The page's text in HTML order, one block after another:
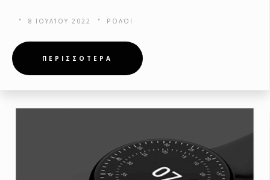
8 ΙΟΥΛΊΟΥ 2022 ΡΟΛΌΙ
ΠΕΡΙΣΣΟΤΕΡΑ